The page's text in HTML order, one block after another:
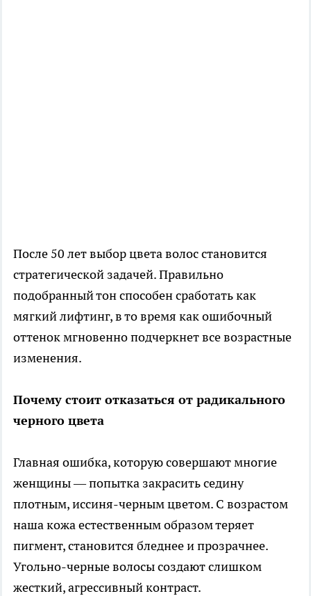
После 50 лет выбор цвета волос становится
стратегической задачей. Правильно
подобранный тон способен сработать как
мягкий лифтинг, в то время как ошибочный
оттенок мгновенно подчеркнет все возрастные
изменения.
Почему стоит отказаться от радикального
черного цвета
Главная ошибка, которую совершают многие
женщины — попытка закрасить седину
плотным, иссиня-черным цветом. С возрастом
наша кожа естественным образом теряет
пигмент, становится бледнее и прозрачнее.
Угольно-черные волосы создают слишком
жесткий, агрессивный контраст.